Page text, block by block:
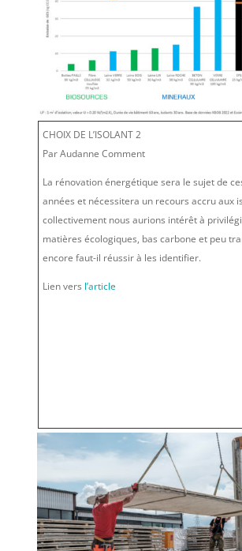
CHOIX DE L’ISOLANT 2
Par Audanne Comment
La rénovation énergétique sera le sujet de
années et nécessitera un recours accru aux
collectivement nous aurions intérêt à
matières écologiques, bas carbone et peu
encore faut-il réussir à les identifier.
Lien vers l’article